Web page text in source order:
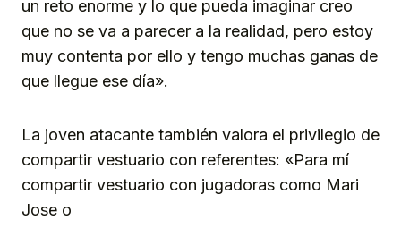
un reto enorme y lo que pueda imaginar creo
que no se va a parecer a la realidad, pero estoy
muy contenta por ello y tengo muchas ganas de
que llegue ese día».
La joven atacante también valora el privilegio de
compartir vestuario con referentes: «Para mí
compartir vestuario con jugadoras como Mari
Jose o